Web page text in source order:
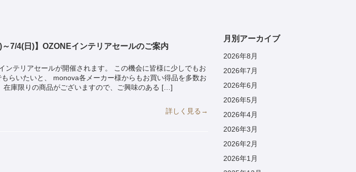
)～7/4(日)】OZONEインテリアセールのご案内
ンテリアセールが開催されます。 この機会に皆様に少しでもお
らいたいと、 monova各メーカー様からもお買い得品を多数お
在庫限りの商品がございますので、ご興味のある […]
詳しく見る→
月別アーカイブ
2026年8月
2026年7月
2026年6月
2026年5月
2026年4月
2026年3月
2026年2月
2026年1月